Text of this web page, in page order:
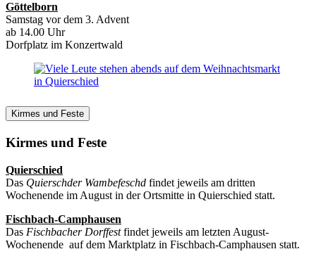
Göttelborn
Samstag vor dem 3. Advent
ab 14.00 Uhr
Dorfplatz im Konzertwald
Kirmes und Feste
Kirmes und Feste
Quierschied
Das Quierschder Wambefeschd findet jeweils am dritten
Wochenende im August in der Ortsmitte in Quierschied statt.
Fischbach-Camphausen
Das Fischbacher Dorffestfindet jeweils am letzten August-
Wochenende auf dem Marktplatz in Fischbach-Camphausen statt.